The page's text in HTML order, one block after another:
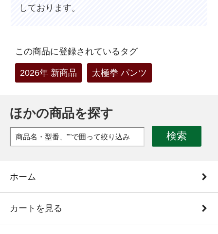
しております。
この商品に登録されているタグ
2026年 新商品 太極拳 パンツ
ほかの商品を探す
検索
ホーム
カートを見る